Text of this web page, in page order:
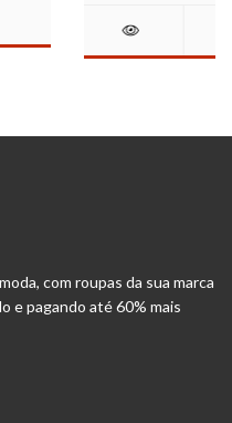
com roupas da sua marca
e pagando até 60% mais